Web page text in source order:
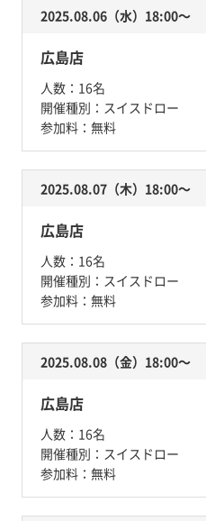
2025.08.06（水）18:00〜
広島店
人数： 16名
開催種別： スイスドロー
参加料： 無料
2025.08.07（木）18:00〜
広島店
人数： 16名
開催種別： スイスドロー
参加料： 無料
2025.08.08（金）18:00〜
広島店
人数： 16名
開催種別： スイスドロー
参加料： 無料